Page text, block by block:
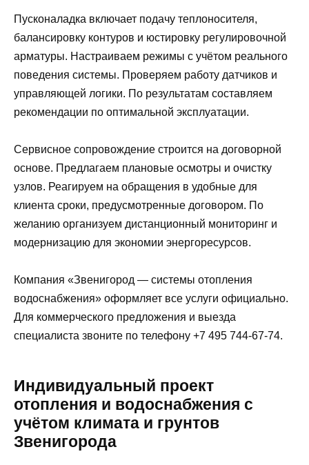
Пусконаладка включает подачу теплоносителя,
балансировку контуров и юстировку регулировочной
арматуры. Настраиваем режимы с учётом реального
поведения системы. Проверяем работу датчиков и
управляющей логики. По результатам составляем
рекомендации по оптимальной эксплуатации.
Сервисное сопровождение строится на договорной
основе. Предлагаем плановые осмотры и очистку
узлов. Реагируем на обращения в удобные для
клиента сроки, предусмотренные договором. По
желанию организуем дистанционный мониторинг и
модернизацию для экономии энергоресурсов.
Компания «Звенигород — системы отопления
водоснабжения» оформляет все услуги официально.
Для коммерческого предложения и выезда
специалиста звоните по телефону +7 495 744-67-74.
Индивидуальный проект
отопления и водоснабжения с
учётом климата и грунтов
Звенигорода